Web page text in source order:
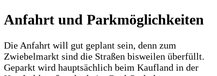
Anfahrt und Parkmöglichkeiten
Die Anfahrt will gut geplant sein, denn zum
Zwiebelmarkt sind die Straßen bisweilen überfüllt.
Geparkt wird hauptsächlich beim Kaufland in der